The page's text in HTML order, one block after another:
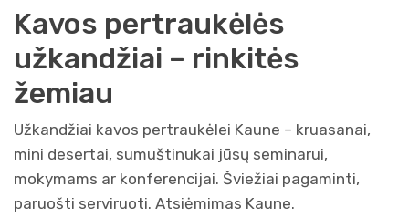
Kavos pertraukėlės
užkandžiai – rinkitės
žemiau
Užkandžiai kavos pertraukėlei Kaune – kruasanai,
mini desertai, sumuštinukai jūsų seminarui,
mokymams ar konferencijai. Šviežiai pagaminti,
paruošti serviruoti. Atsiėmimas Kaune.